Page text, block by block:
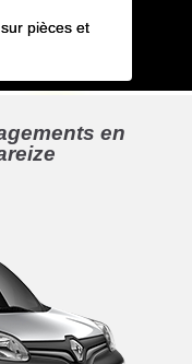
pièces et
en